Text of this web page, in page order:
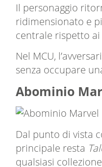
Il personaggio
ridimensionato e
centrale rispetto
Nel MCU,
senza occupare
Abominio
Dal punto di vista
principale resta
qualsiasi